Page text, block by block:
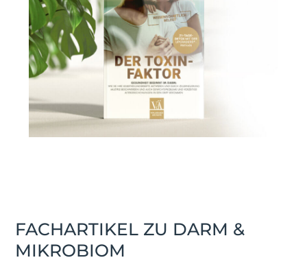
FACHARTIKEL ZU DARM &
MIKROBIOM